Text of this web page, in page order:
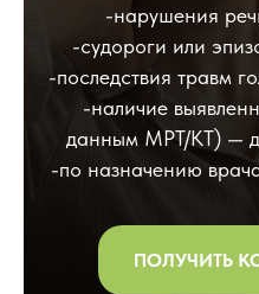
-нарушения
-судороги или
-последствия травм
-наличие
данным МРТ/КТ) —
-по назначению
ПОЛУЧИТЬ